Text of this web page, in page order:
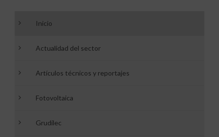
Inicio
Actualidad del sector
Artículos técnicos y reportajes
Fotovoltaica
Grudilec